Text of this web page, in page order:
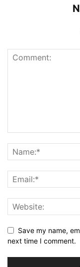
Save my name,
next time I comment.